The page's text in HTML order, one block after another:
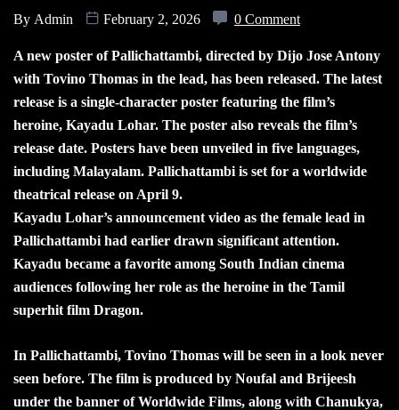
By Admin February 2, 2026 0 Comment
A new poster of Pallichattambi, directed by Dijo Jose Antony
with Tovino Thomas in the lead, has been released. The latest
release is a single-character poster featuring the film’s
heroine, Kayadu Lohar. The poster also reveals the film’s
release date. Posters have been unveiled in five languages,
including Malayalam. Pallichattambi is set for a worldwide
theatrical release on April 9.
Kayadu Lohar’s announcement video as the female lead in
Pallichattambi had earlier drawn significant attention.
Kayadu became a favorite among South Indian cinema
audiences following her role as the heroine in the Tamil
superhit film Dragon.
In Pallichattambi, Tovino Thomas will be seen in a look never
seen before. The film is produced by Noufal and Brijeesh
under the banner of Worldwide Films, along with Chanukya,